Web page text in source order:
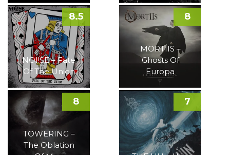
NOI!SE – Fate
Of The Union
8.5
MORTIIS –
Ghosts Of
Europa
8
TOWERING –
The Oblation
8 7